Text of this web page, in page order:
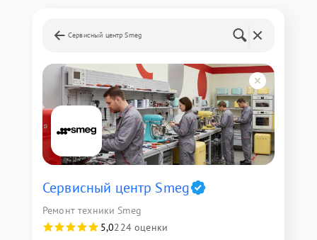
Сервисный центр Smeg
Сервисный центр Smeg
Ремонт техники Smeg
5,0224 оценки